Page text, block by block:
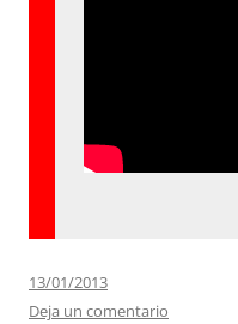
13/01/2013
Deja un comentario